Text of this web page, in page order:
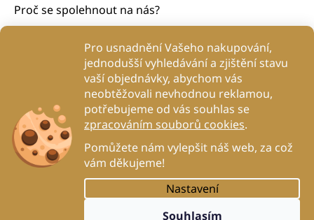
Pro usnadnění Vašeho nakupování,
jednodušší vyhledávání a zjištění stavu
vaší objednávky, abychom vás
neobtěžovali nevhodnou reklamou,
potřebujeme od vás souhlas se
zpracováním souborů cookies.
Pomůžete nám vylepšit náš web, za což
vám děkujeme!
Nastavení
Souhlasím
Proč se spolehnout na nás?
Obchodní podmínky
Podmínky ochrany osobních údajů
Proč to děláme?
Blog
DogRehab
Vytvořil Shoptet